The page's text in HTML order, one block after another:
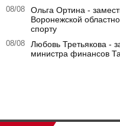
08/08
Ольга Ортина -
Воронежской
спорту
08/08
Любовь Третьякова -
министра финансов